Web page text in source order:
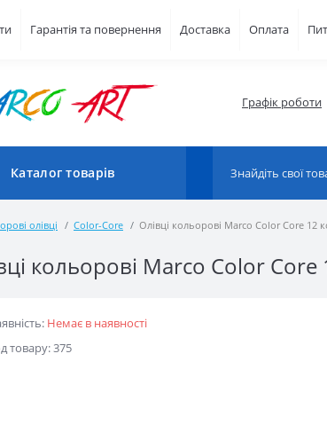
Гарантія та повернення Доставка Оплата
Графік роботи
Каталог товарів
олівці Color-Core Олівці кольорові Marco Color Core 12
кольорові Marco Color Core
Немає в наявності
товару: 375